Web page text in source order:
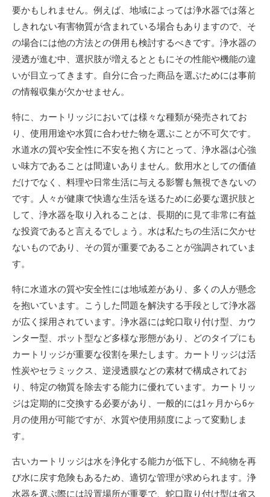
要かもしれません。例えば、地域によっては浄水器では落と
しきれない有害物質が含まれている場合もありますので、そ
の場合には他の方法との併用も検討するべきです。浄水器の
浸透が進む中、選択肢が増えるとともにその性能や機能の違
いが目立ってきます。自分に合った商品を選ぶためには事前
の情報収集が欠かせません。
特に、カートリッジにおいては様々な種類が発売されてお
り、使用用途や水質に合わせた物を選ぶことが不可欠です。
水道水の質や安全性に不安を抱く方にとって、浄水器は心強
い味方であることは間違いありません。飲用水としての価値
だけでなく、料理や日常生活に与える影響も無視できないの
です。人々が健康で快適な生活を送るために必要な選択肢と
して、浄水器を取り入れることは、長期的に見て非常に有益
な投資であると言えるでしょう。水は私たちの生活に欠かせ
ないものであり、その質が重要であることが強調されていま
す。
特に水道水の質や安全性には地域差があり、多くの人が懸念
を抱いています。こうした問題を解決する手段として浄水器
が広く採用されています。浄水器には蛇口取り付け型、カウ
ンター型、ポット型など多様な形態があり、どのタイプにも
カートリッジが重要な役割を果たします。カートリッジは活
性炭やセラミックス、逆浸透膜などの素材で構成されてお
り、特定の物質を除去する能力に優れています。カートリッ
ジは定期的に交換する必要があり、一般的には1ヶ月から6ヶ
月の使用が可能ですが、水質や使用頻度によって変動しま
す。
古いカートリッジは水を浄化する能力が低下し、不純物を再
び水に戻す危険もあるため、適切な管理が求められます。浄
水器を選ぶ際には設置場所が重要で、蛇口取り付け型は省ス